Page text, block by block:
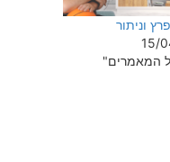
וניתור
15/
המאמרים"